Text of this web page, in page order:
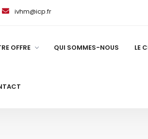
ivhm@icp.fr
OFFRE QUI SOMMES-NOUS LE